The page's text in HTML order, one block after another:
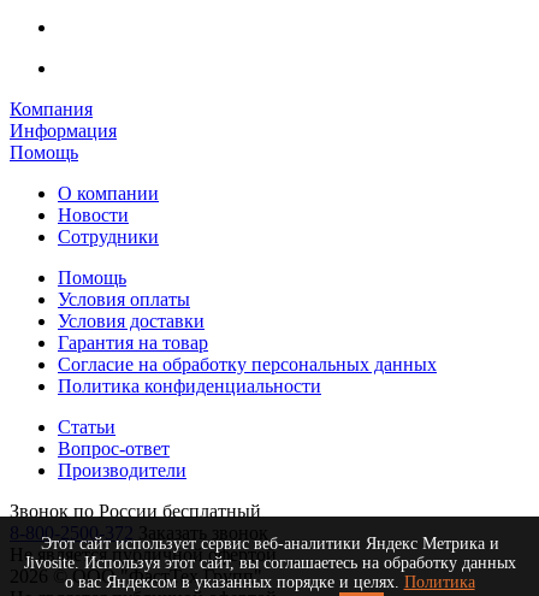
Компания
Информация
Помощь
О компании
Новости
Сотрудники
Помощь
Условия оплаты
Условия доставки
Гарантия на товар
Согласие на обработку персональных данных
Политика конфиденциальности
Статьи
Вопрос-ответ
Производители
Звонок по России бесплатный
8-800-2500-372
Заказать звонок
Не является публичной офертой
2026 © ООО "ФастТех Групп"
Этот сайт использует сервис веб-аналитики Яндекс Метрика и
Jivosite. Используя этот сайт, вы соглашаетесь на обработку данных
о вас Яндексом в указанных порядке и целях. Политика